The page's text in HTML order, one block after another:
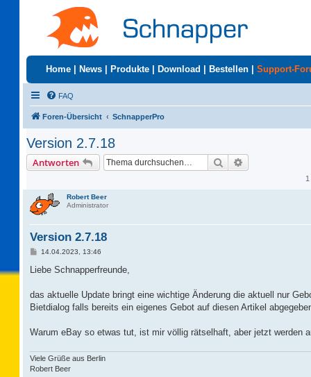
Home News Produkte Download Bestellen Support-
FAQ
Foren-Übersicht SchnapperPro
Version 2.7.18
Antworten Suche
Robert Beer
Administrator
Version 2.7.18
B
i
a
14.04.2023, 13:46
Liebe Schnapperfreunde,
das aktuelle Update bringt eine wichtige Änderung die aktuell nur
Bietdialog falls bereits ein eigenes Gebot auf diesen Artikel
Warum eBay so etwas tut, ist mir völlig rätselhaft, aber jetzt werden
Viele Grüße aus Berlin
Robert Beer